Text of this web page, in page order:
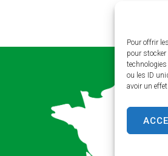
Pour offrir
pour
ou les ID
avoir un